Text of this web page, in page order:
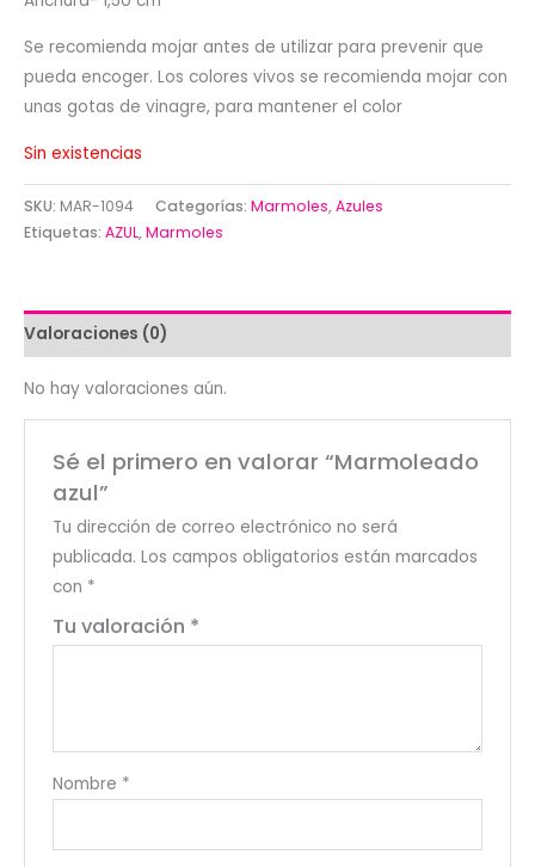
Se recomienda mojar antes de utilizar para prevenir que
pueda encoger. Los colores vivos se recomienda mojar con
unas gotas de vinagre, para mantener el color
Sin existencias
SKU: MAR-1094 Categorías: Marmoles,Azules
Etiquetas: AZUL,Marmoles
Valoraciones (0)
No hay valoraciones aún.
Sé el primero en valorar “Marmoleado
azul”
Tu dirección de correo electrónico no será
publicada. Los campos obligatorios están marcados
con *
Tu valoración *
Nombre *